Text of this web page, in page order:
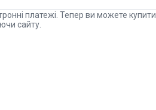
платежі. Тепер ви можете купити
сайту.